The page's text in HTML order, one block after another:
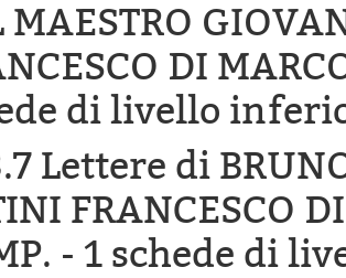
MAESTRO
DI
di livello
Lettere di
FRANCESCO
- 1 schede di